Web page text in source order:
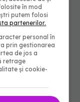
în mod
putem folosi
partenerilor.
personal în
prin gestionarea
de jos a
retrage
și cookie-